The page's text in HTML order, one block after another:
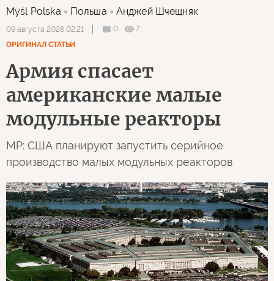
Myśl Polska Польша Анджей Шчещняк
09 августа 2026 02:21 0
7
ОРИГИНАЛ СТАТЬИ
Армия спасает
американские малые
модульные реакторы
MP: США планируют запустить серийное
производство малых модульных реакторов